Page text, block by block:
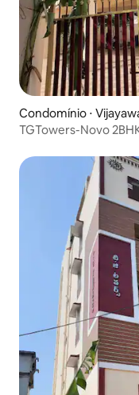
Condomínio ⋅
TGTowers-Novo